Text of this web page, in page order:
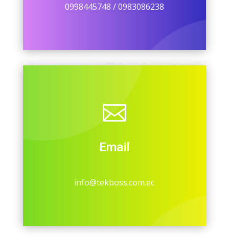
0998445748 / 0983086238

Email
info@tekboss.com.ec